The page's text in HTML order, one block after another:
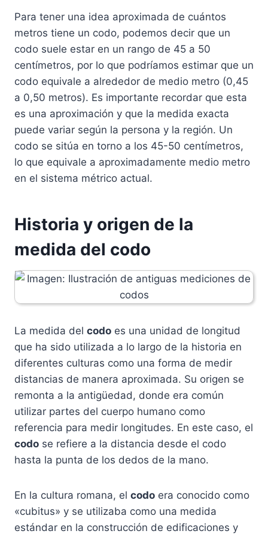
Para tener una idea aproximada de cuántos
metros tiene un codo, podemos decir que un
codo suele estar en un rango de 45 a 50
centímetros, por lo que podríamos estimar que un
codo equivale a alrededor de medio metro (0,45
a 0,50 metros). Es importante recordar que esta
es una aproximación y que la medida exacta
puede variar según la persona y la región. Un
codo se sitúa en torno a los 45-50 centímetros,
lo que equivale a aproximadamente medio metro
en el sistema métrico actual.
Historia y origen de la
medida del codo
La medida del codo es una unidad de longitud
que ha sido utilizada a lo largo de la historia en
diferentes culturas como una forma de medir
distancias de manera aproximada. Su origen se
remonta a la antigüedad, donde era común
utilizar partes del cuerpo humano como
referencia para medir longitudes. En este caso, el
codo se refiere a la distancia desde el codo
hasta la punta de los dedos de la mano.
En la cultura romana, el codo era conocido como
«cubitus» y se utilizaba como una medida
estándar en la construcción de edificaciones y